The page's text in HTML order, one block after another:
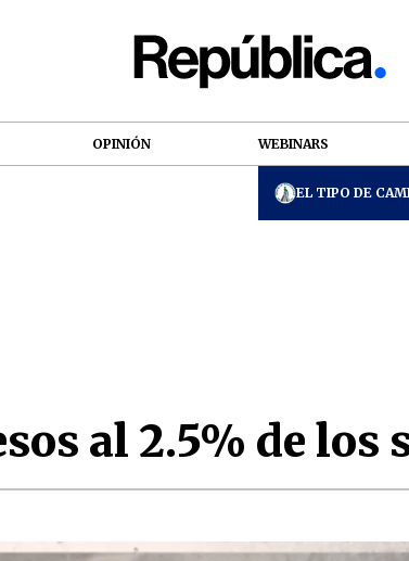
OPINIÓN WEBINARS
EL TIPO DE
al 2.5% de los